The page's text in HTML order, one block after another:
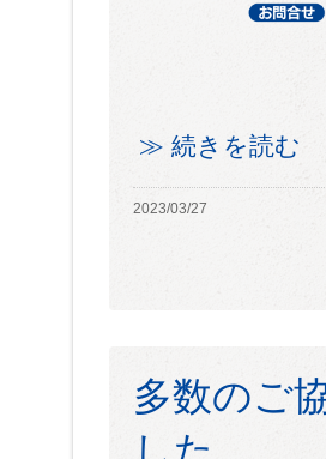
≫ 続きを読む
2023/03/27
多数のご
した。